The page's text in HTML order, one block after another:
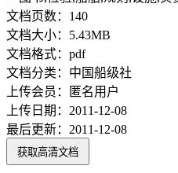
文档页数： 140
文档大小： 5.43MB
文档格式： pdf
文档分类： 中国船级社
上传会员：
匿名用户
上传日期： 2011-12-08
最后更新： 2011-12-08
获取高清文档